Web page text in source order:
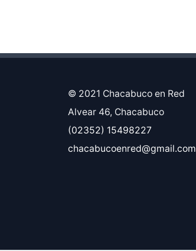
© 2021 Chacabuco en Red
Alvear 46, Chacabuco
(02352) 15498227
chacabucoenred@gmail.com